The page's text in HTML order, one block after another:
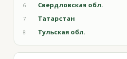
6
Свердловская обл.
7
Татарстан
8
Тульская обл.